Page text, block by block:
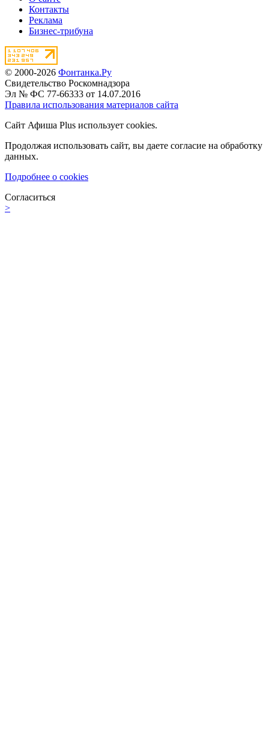
Контакты
Реклама
Бизнес-трибуна
© 2000-2026 Фонтанка.Ру
Свидетельство Роскомнадзора
Эл № ФС 77-66333 от 14.07.2016
Правила использования материалов сайта
Сайт Афиша Plus использует cookies.
Продолжая использовать сайт, вы даете согласие на обработку
данных.
Подробнее о cookies
Согласиться
>